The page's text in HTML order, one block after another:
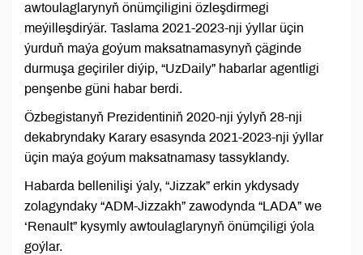
awtoulaglarynyň önümçiligini özleşdirmegi
meýilleşdirýär. Taslama 2021-2023-nji ýyllar üçin
ýurduň maýa goýum maksatnamasynyň çäginde
durmuşa geçiriler diýip, “UzDaily” habarlar agentligi
penşenbe güni habar berdi.
Özbegistanyň Prezidentiniň 2020-nji ýylyň 28-nji
dekabryndaky Karary esasynda 2021-2023-nji ýyllar
üçin maýa goýum maksatnamasy tassyklandy.
Habarda bellenilişi ýaly, “Jizzak” erkin ykdysady
zolagyndaky “ADM-Jizzakh” zawodynda “LADA” we
‘Renault” kysymly awtoulaglarynyň önümçiligi ýola
goýlar.